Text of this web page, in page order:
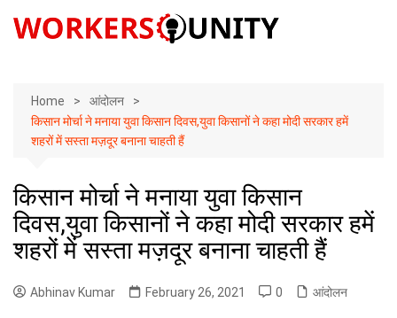
Home
आंदोलन
किसान मोर्चा ने मनाया युवा किसान दिवस,युवा किसानों ने कहा मोदी सरकार हमें
शहरों में सस्ता मज़दूर बनाना चाहती हैं
किसान मोर्चा ने मनाया युवा किसान
दिवस,युवा किसानों ने कहा मोदी सरकार हमें
शहरों में सस्ता मज़दूर बनाना चाहती हैं
Abhinav Kumar February 26, 2021 0 आंदोलन